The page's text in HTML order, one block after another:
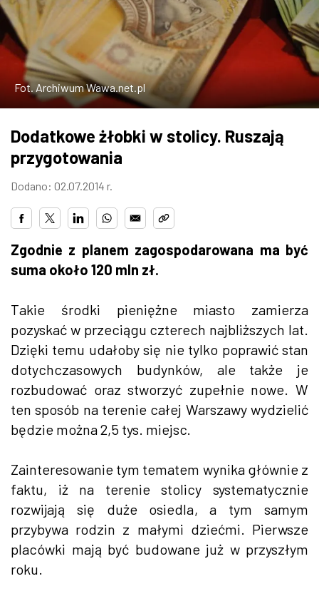
W WARSZAWIE
MARKETPLACE
Fot. Archiwum Wawa.net.pl
Dodatkowe żłobki w stolicy. Ruszają
przygotowania
Dodano: 02.07.2014 r.
Zgodnie z planem zagospodarowana ma być
suma około 120 mln zł.
Takie środki pieniężne miasto zamierza
pozyskać w przeciągu czterech najbliższych lat.
Dzięki temu udałoby się nie tylko poprawić stan
dotychczasowych budynków, ale także je
rozbudować oraz stworzyć zupełnie nowe. W
ten sposób na terenie całej Warszawy wydzielić
będzie można 2,5 tys. miejsc.
Zainteresowanie tym tematem wynika głównie z
faktu, iż na terenie stolicy systematycznie
rozwijają się duże osiedla, a tym samym
przybywa rodzin z małymi dziećmi. Pierwsze
placówki mają być budowane już w przyszłym
roku.